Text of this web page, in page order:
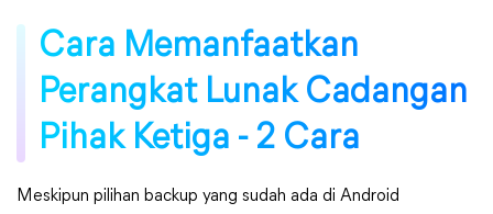
Cara Memanfaatkan
Perangkat Lunak Cadangan
Pihak Ketiga - 2 Cara
Meskipun pilihan backup yang sudah ada di Android